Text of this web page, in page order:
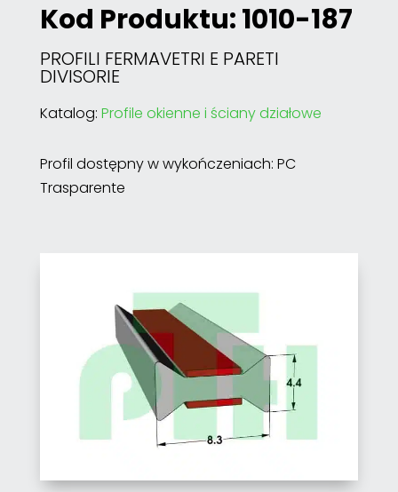
Kod Produktu: 1010-187
PROFILI FERMAVETRI E PARETI
DIVISORIE
Katalog: Profile okienne i ściany działowe
Profil dostępny w wykończeniach: PC
Trasparente